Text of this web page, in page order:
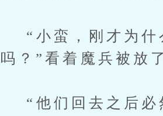
“小蛮，刚才为什
吗？”看着魔兵被放
“他们回去之后必